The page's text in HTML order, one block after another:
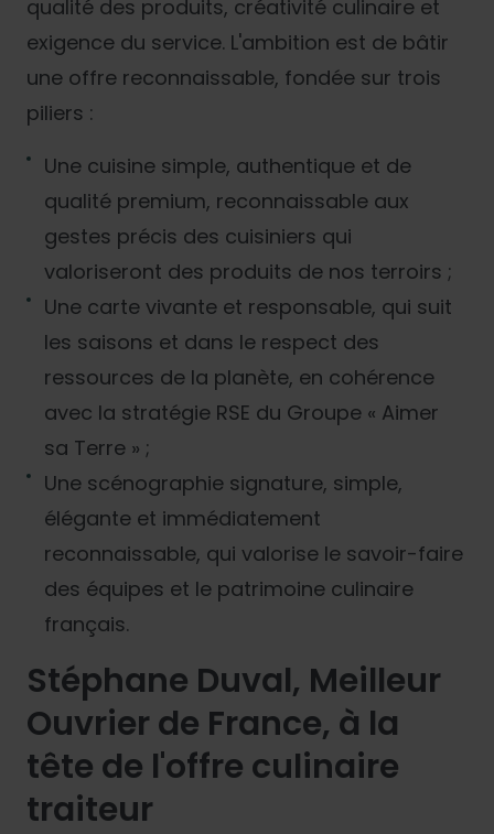
qualité des produits, créativité culinaire et
exigence du service. L'ambition est de bâtir
une offre reconnaissable, fondée sur trois
piliers :
Une cuisine simple, authentique et de
qualité premium, reconnaissable aux
gestes précis des cuisiniers qui
valoriseront des produits de nos terroirs ;
Une carte vivante et responsable, qui suit
les saisons et dans le respect des
ressources de la planète, en cohérence
avec la stratégie RSE du Groupe « Aimer
sa Terre » ;
Une scénographie signature, simple,
élégante et immédiatement
reconnaissable, qui valorise le savoir-faire
des équipes et le patrimoine culinaire
français.
Stéphane Duval, Meilleur
Ouvrier de France, à la
tête de l'offre culinaire
traiteur